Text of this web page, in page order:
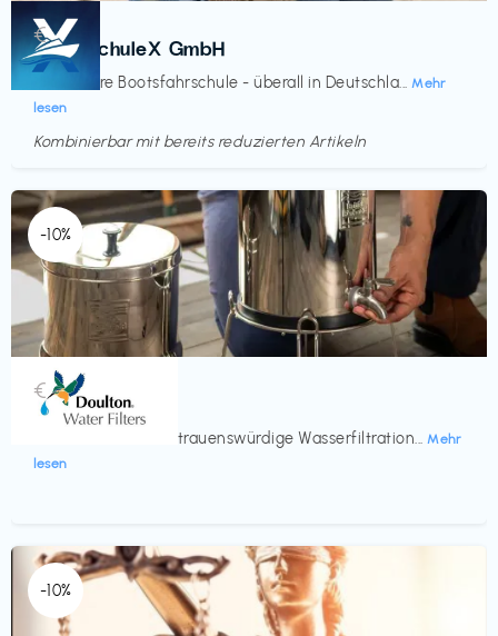
Kurse
BootsschuleX GmbH
Deine faire Bootsfahrschule - überall in Deutschla... Mehr
lesen
€‎
Kombinierbar mit bereits reduzierten Artikeln
-10%
Küche & Haushalt
Doulton
Seit 200 Jahren vertrauenswürdige Wasserfiltration... Mehr
lesen
€‎
-10%